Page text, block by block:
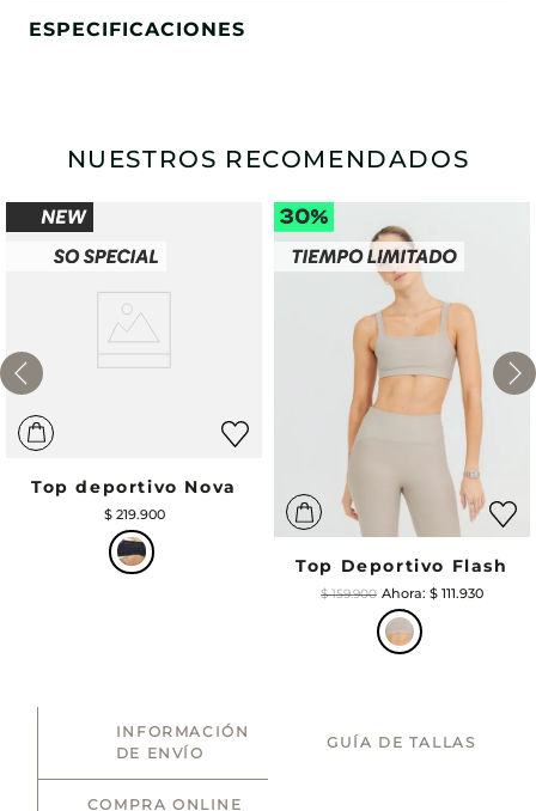
ESPECIFICACIONES
NUESTROS RECOMENDADOS
Top deportivo Nova
$ 219.900
Top Deportivo Flash
$ 159.900 $ 111.930
INFORMACIÓN
DE ENVÍO
GUÍA DE TALLAS
COMPRA ONLINE